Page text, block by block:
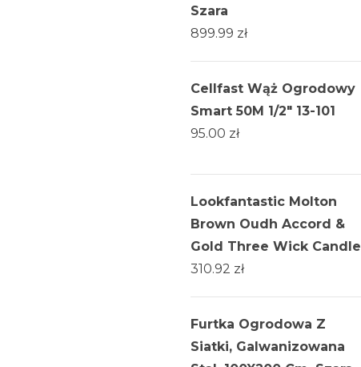
Szara
899.99 zł
Cellfast Wąż Ogrodowy
Smart 50M 1/2" 13-101
95.00 zł
Lookfantastic Molton
Brown Oudh Accord &
Gold Three Wick Candle
310.92 zł
Furtka Ogrodowa Z
Siatki, Galwanizowana